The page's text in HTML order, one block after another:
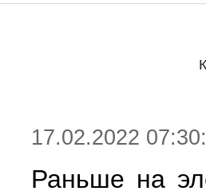
17.02.2022
Раньше на